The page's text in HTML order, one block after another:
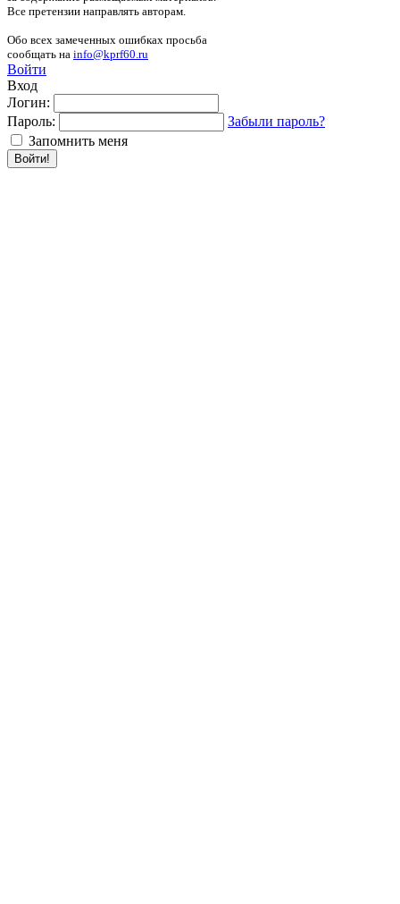
Все претензии направлять авторам.
Обо всех замеченных ошибках просьба
сообщать на info@kprf60.ru
Войти
Вход
Логин:
Пароль:
Забыли пароль?
Запомнить меня